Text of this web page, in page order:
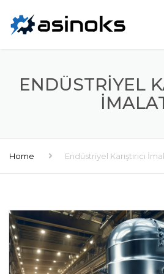
ENDÜSTRIYEL
Home Endüstriyel Karıştırıcı